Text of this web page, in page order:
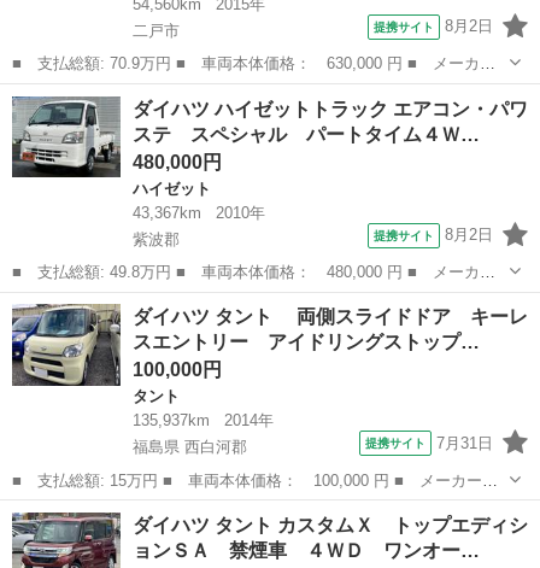
54,560km
2015年
二戸市
提携サイト 8月2日
■ 支払総額: 70.9万円 ■ 車両本体価格： 630,000 円 ■ メーカー
名： ダイハツ ■ 車種名： タント ■ グレード名： スローパー
ＬーＳＡ２ ＣＤＳ タント スローパー Ｌ スマートアシスト
２ ＣＤオーデ...
岩手 二戸市 タント
ダイハツ ハイゼットトラック エアコン・パワ
ステ スペシャル パートタイム４Ｗ…
480,000円
ハイゼット
43,367km
2010年
紫波郡
提携サイト 8月2日
■ 支払総額: 49.8万円 ■ 車両本体価格： 480,000 円 ■ メーカー
名： ダイハツ ■ 車種名： ハイゼットトラック ■ グレード
名： エアコン・パワステ スペシャル パートタイム４ＷＤ純正ス
ピーカー内蔵ＡＭ...
岩手 紫波郡 ハイゼット
ダイハツ タント 両側スライドドア キーレ
スエントリー アイドリングストップ…
100,000円
タント
135,937km
2014年
福島県 西白河郡
提携サイト 7月31日
■ 支払総額: 15万円 ■ 車両本体価格： 100,000 円 ■ メーカー
名： ダイハツ ■ 車種名： タント ■ グレード名： 両側スラ
イドドア キーレスエントリー アイドリングストップ ベンチシー
ト ＣＶＴ ＣＤ...
福島 西白河郡 タント
ダイハツ タント カスタムＸ トップエディシ
ョンＳＡ 禁煙車 ４ＷＤ ワンオー…